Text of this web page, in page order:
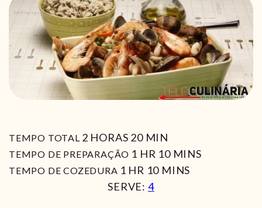
TEMPO TOTAL 2HORAS
HORAS 20MIN
MIN
TEMPO DE PREPARAÇÃO 1 HORA
HR 10MIN
MINS
TEMPO DE COZEDURA 1 HORA
HR 10MIN
MINS
SERVE: 4